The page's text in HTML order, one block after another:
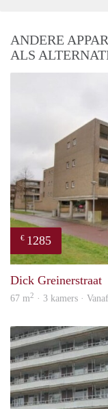
ANDERE
ALS
€ 1285
Dick Greinerstraat
67 m2 · 3 kamers ·